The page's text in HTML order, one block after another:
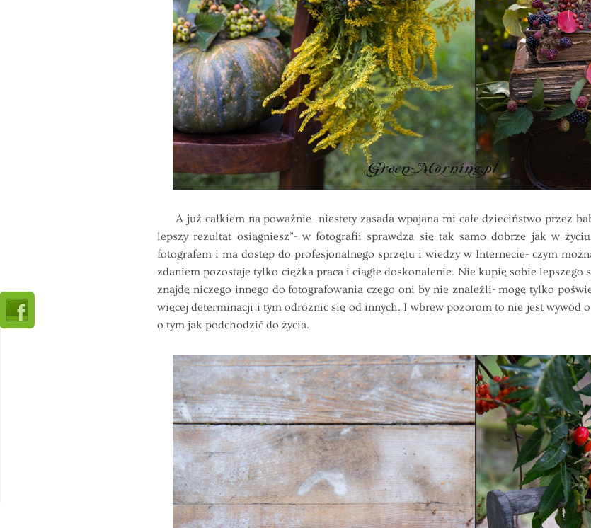
A już całkiem na poważnie- niestety zasada wpajana mi całe dzieciństwo przez
lepszy rezultat osiągniesz”- w fotografii sprawdza się tak samo dobrze jak w
fotografem i ma dostęp do profesjonalnego sprzętu i wiedzy w Internecie- czym
zdaniem pozostaje tylko ciężka praca i ciągłe doskonalenie. Nie kupię sobie lepszego
znajdę niczego innego do fotografowania czego oni by nie znaleźli- mogę tylko
więcej determinacji i tym odróżnić się od innych. I wbrew pozorom to nie jest wywód
o tym jak podchodzić do życia.